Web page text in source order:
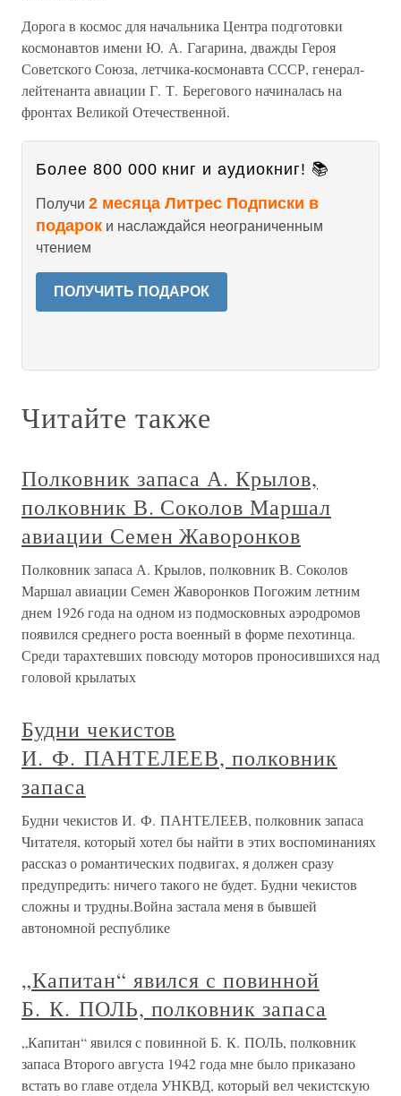
Дорога в космос для начальника Центра подготовки
космонавтов имени Ю. А. Гагарина, дважды Героя
Советского Союза, летчика-космонавта СССР, генерал-
лейтенанта авиации Г. Т. Берегового начиналась на
фронтах Великой Отечественной.
Более 800 000 книг и аудиокниг! 📚
Получи 2 месяца Литрес Подписки в
подарок и наслаждайся неограниченным
чтением
ПОЛУЧИТЬ ПОДАРОК
Читайте также
Полковник запаса А. Крылов,
полковник В. Соколов Маршал
авиации Семен Жаворонков
Полковник запаса А. Крылов, полковник В. Соколов
Маршал авиации Семен Жаворонков Погожим летним
днем 1926 года на одном из подмосковных аэродромов
появился среднего роста военный в форме пехотинца.
Среди тарахтевших повсюду моторов проносившихся над
головой крылатых
Будни чекистов
И. Ф. ПАНТЕЛЕЕВ, полковник
запаса
Будни чекистов И. Ф. ПАНТЕЛЕЕВ, полковник запаса
Читателя, который хотел бы найти в этих воспоминаниях
рассказ о романтических подвигах, я должен сразу
предупредить: ничего такого не будет. Будни чекистов
сложны и трудны.Война застала меня в бывшей
автономной республике
„Капитан“ явился с повинной
Б. К. ПОЛЬ, полковник запаса
„Капитан“ явился с повинной Б. К. ПОЛЬ, полковник
запаса Второго августа 1942 года мне было приказано
встать во главе отдела УНКВД, который вел чекистскую